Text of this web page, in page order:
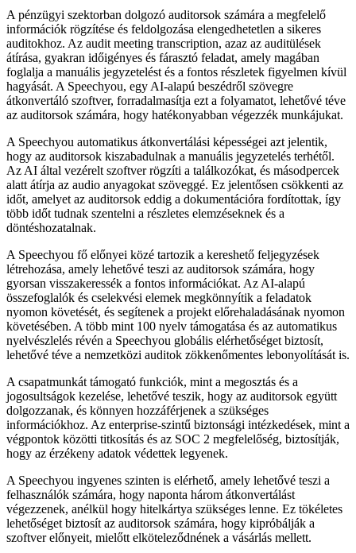
A pénzügyi szektorban dolgozó auditorsok számára a megfelelő
információk rögzítése és feldolgozása elengedhetetlen a sikeres
auditokhoz. Az audit meeting transcription, azaz az auditülések
átírása, gyakran időigényes és fárasztó feladat, amely magában
foglalja a manuális jegyzetelést és a fontos részletek figyelmen kívül
hagyását. A Speechyou, egy AI-alapú beszédről szövegre
átkonvertáló szoftver, forradalmasítja ezt a folyamatot, lehetővé téve
az auditorsok számára, hogy hatékonyabban végezzék munkájukat.
A Speechyou automatikus átkonvertálási képességei azt jelentik,
hogy az auditorsok kiszabadulnak a manuális jegyzetelés terhétől.
Az AI által vezérelt szoftver rögzíti a találkozókat, és másodpercek
alatt átírja az audio anyagokat szöveggé. Ez jelentősen csökkenti az
időt, amelyet az auditorsok eddig a dokumentációra fordítottak, így
több időt tudnak szentelni a részletes elemzéseknek és a
döntéshozatalnak.
A Speechyou fő előnyei közé tartozik a kereshető feljegyzések
létrehozása, amely lehetővé teszi az auditorsok számára, hogy
gyorsan visszakeressék a fontos információkat. Az AI-alapú
összefoglalók és cselekvési elemek megkönnyítik a feladatok
nyomon követését, és segítenek a projekt előrehaladásának nyomon
követésében. A több mint 100 nyelv támogatása és az automatikus
nyelvészlelés révén a Speechyou globális elérhetőséget biztosít,
lehetővé téve a nemzetközi auditok zökkenőmentes lebonyolítását is.
A csapatmunkát támogató funkciók, mint a megosztás és a
jogosultságok kezelése, lehetővé teszik, hogy az auditorsok együtt
dolgozzanak, és könnyen hozzáférjenek a szükséges
információkhoz. Az enterprise-szintű biztonsági intézkedések, mint a
végpontok közötti titkosítás és az SOC 2 megfelelőség, biztosítják,
hogy az érzékeny adatok védettek legyenek.
A Speechyou ingyenes szinten is elérhető, amely lehetővé teszi a
felhasználók számára, hogy naponta három átkonvertálást
végezzenek, anélkül hogy hitelkártya szükséges lenne. Ez tökéletes
lehetőséget biztosít az auditorsok számára, hogy kipróbálják a
szoftver előnyeit, mielőtt elköteleződnének a vásárlás mellett.